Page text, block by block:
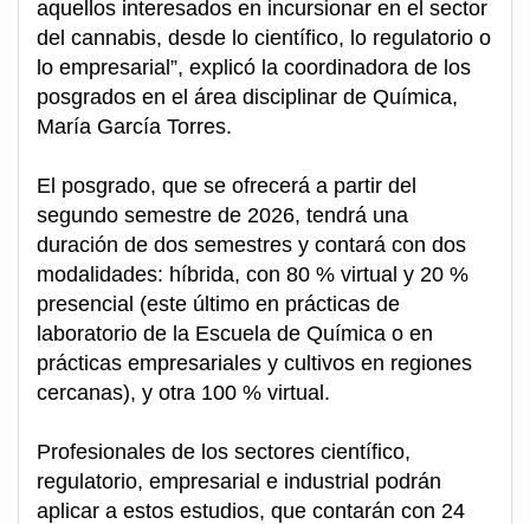
aquellos interesados en incursionar en el sector
del cannabis, desde lo científico, lo regulatorio o
lo empresarial”, explicó la coordinadora de los
posgrados en el área disciplinar de Química,
María García Torres.
El posgrado, que se ofrecerá a partir del
segundo semestre de 2026, tendrá una
duración de dos semestres y contará con dos
modalidades: híbrida, con 80 % virtual y 20 %
presencial (este último en prácticas de
laboratorio de la Escuela de Química o en
prácticas empresariales y cultivos en regiones
cercanas), y otra 100 % virtual.
Profesionales de los sectores científico,
regulatorio, empresarial e industrial podrán
aplicar a estos estudios, que contarán con 24